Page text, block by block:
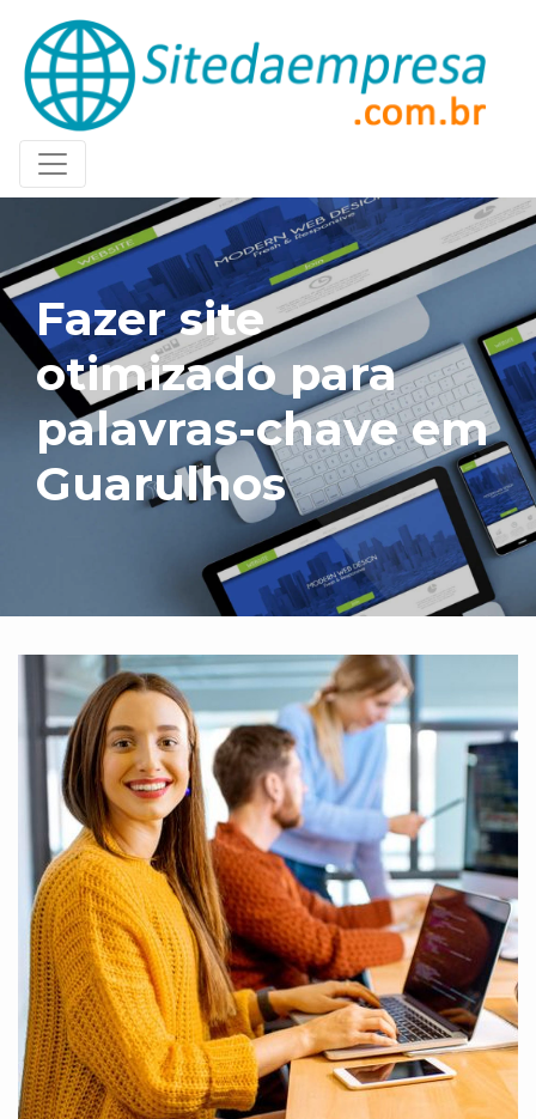
Fazer site
otimizado para
palavras-chave em
Guarulhos